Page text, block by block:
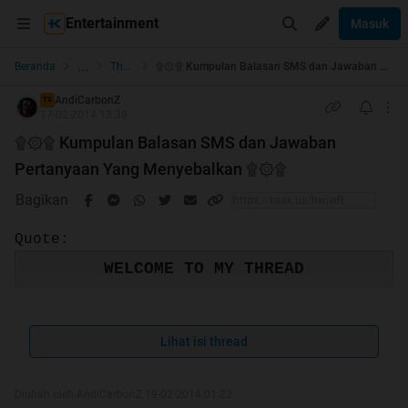
Entertainment Masuk
Beranda ... The Lounge
TS AndiCarbonZ
۩۞۩ Kumpulan Balasan SMS dan Jawaban
Pertanyaan Yang Menyebalkan ۩۞۩
Bagikan
Quote:
WELCOME TO MY THREAD
ALHAMDULILLAH HT PERDANA GW GAN
Lihat isi thread